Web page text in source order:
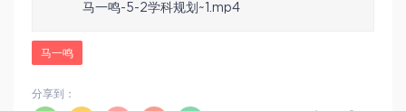
马一鸣-5-2学科规划~1.mp4
马一鸣
分享到：